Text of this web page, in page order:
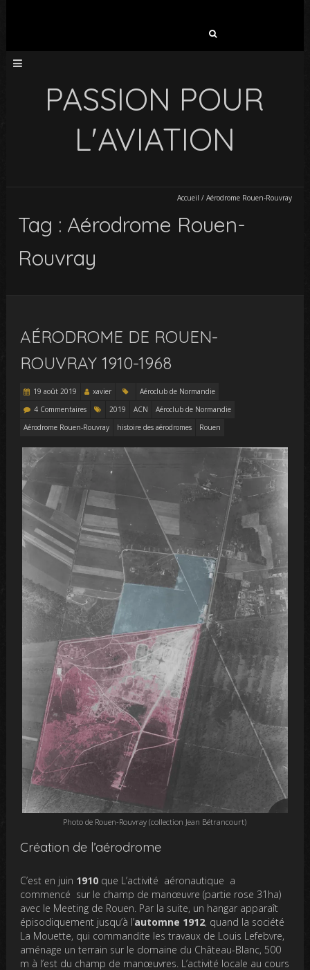
PASSION POUR
L'AVIATION
Accueil / Aérodrome Rouen-Rouvray
Tag : Aérodrome Rouen-
Rouvray
AÉRODROME DE ROUEN-
ROUVRAY 1910-1968
19 août 2019 xavier
Aéroclub de Normandie
4 Commentaires
2019 ACN
Aéroclub de Normandie
Aérodrome Rouen-Rouvray
histoire des aérodromes Rouen
Photo de Rouen-Rouvray (collection Jean Bétrancourt)
Création de l’aérodrome
C’est en juin 1910 que L’activité aéronautique a
commencé sur le champ de manœuvre (partie rose 31ha)
avec le Meeting de Rouen. Par la suite, un hangar apparaît
épisodiquement jusqu’à l’automne 1912, quand la société
La Mouette, qui commandite les travaux de Louis Lefebvre,
aménage un terrain sur le domaine du Château-Blanc, 500
m à l’est du champ de manœuvres. L’activité locale au cours